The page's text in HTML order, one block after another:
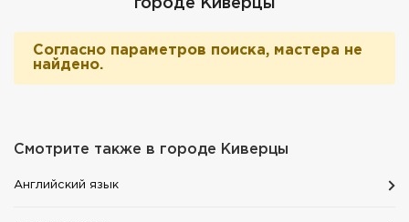
городе Киверцы
Согласно параметров поиска, мастера не
найдено.
Смотрите также в городе Киверцы
Английский язык